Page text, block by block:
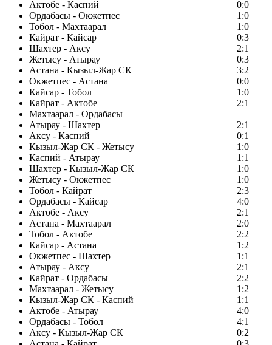
Актобе - Каспий
0:0
Ордабасы - Окжетпес
1:0
Тобол - Махтаарал
1:0
Кайрат - Кайсар
0:3
Шахтер - Аксу
2:1
Жетысу - Атырау
0:3
Астана - Кызыл-Жар СК
3:2
Окжетпес - Астана
0:0
Кайсар - Тобол
1:0
Кайрат - Актобе
2:1
Махтаарал - Ордабасы
Атырау - Шахтер
2:1
Аксу - Каспий
0:1
Кызыл-Жар СК - Жетысу
1:0
Каспий - Атырау
1:1
Шахтер - Кызыл-Жар СК
1:0
Жетысу - Окжетпес
1:0
Тобол - Кайрат
2:3
Ордабасы - Кайсар
4:0
Актобе - Аксу
2:1
Астана - Махтаарал
2:0
Тобол - Актобе
2:2
Кайсар - Астана
1:2
Окжетпес - Шахтер
1:1
Атырау - Аксу
2:1
Кайрат - Ордабасы
2:2
Махтаарал - Жетысу
1:2
Кызыл-Жар СК - Каспий
1:1
Актобе - Атырау
4:0
Ордабасы - Тобол
4:1
Аксу - Кызыл-Жар СК
0:2